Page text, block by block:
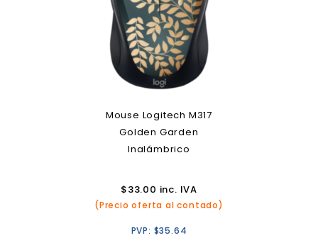
Mouse Logitech M317
Golden Garden
Inalámbrico
$33.00 inc. IVA
(Precio oferta al contado)
PVP: $35.64